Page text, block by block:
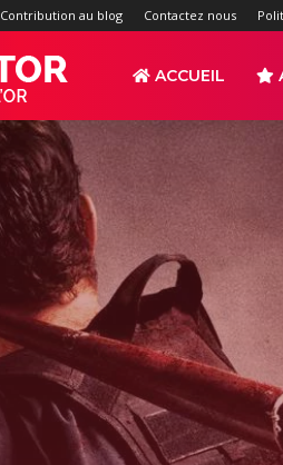
Contribution au blog Contactez nous
Collector.fr
:
Site
d'actualités
ACCUEIL